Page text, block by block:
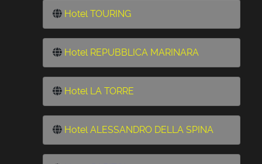
Hotel TOURING
Hotel REPUBBLICA MARINARA
Hotel LA TORRE
Hotel ALESSANDRO DELLA SPINA